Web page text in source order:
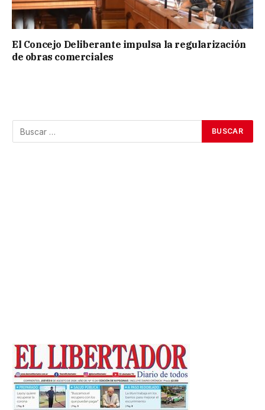
El Concejo Deliberante impulsa la regularización
de obras comerciales